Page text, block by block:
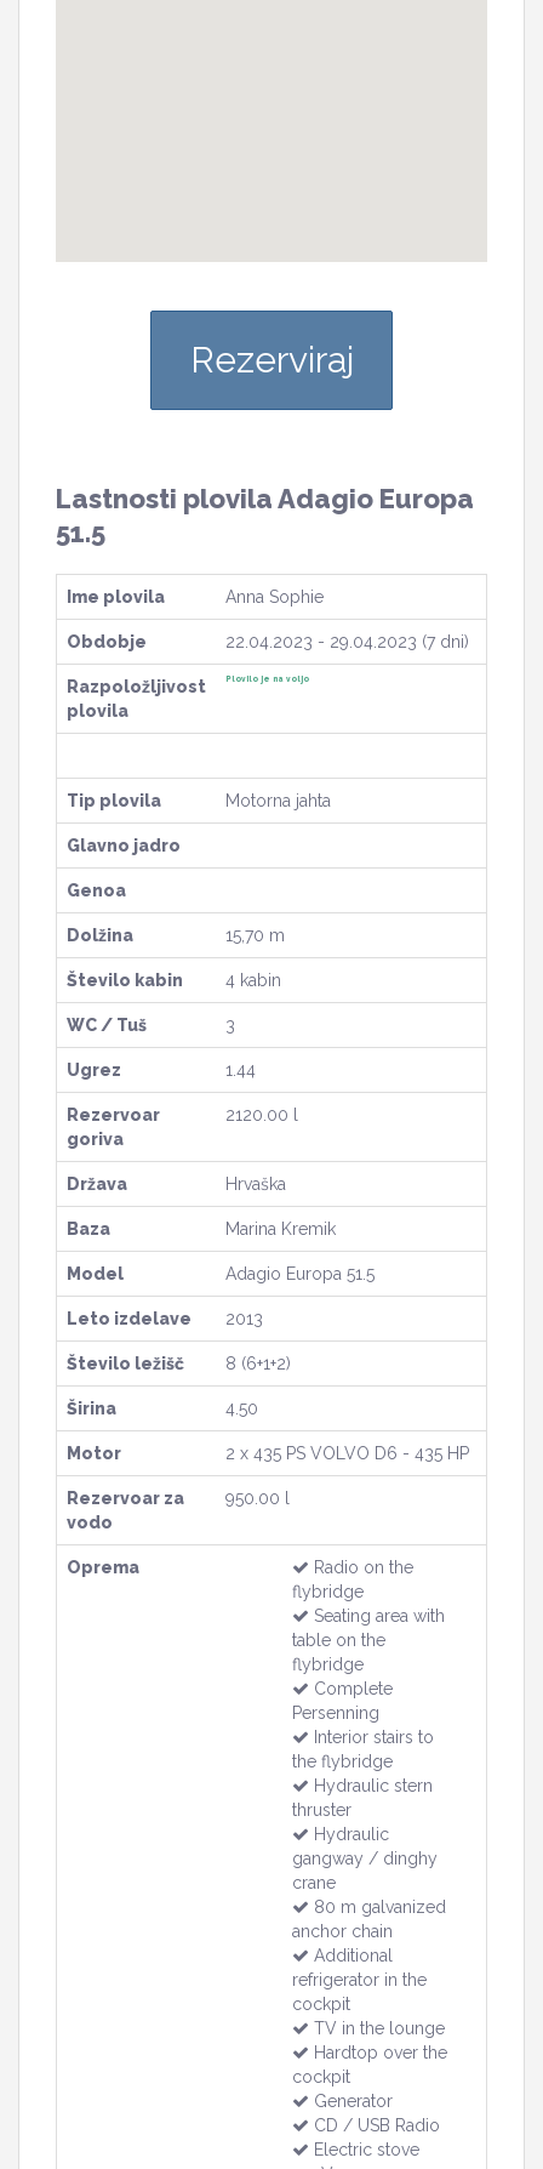
Rezerviraj
Lastnosti plovila Adagio Europa
51.5
Ime plovila Anna Sophie
Obdobje 22.04.2023 - 29.04.2023 (7 dni)
Razpoložljivost
plovila
Plovilo je na voljo
Tip plovila Motorna jahta
Glavno jadro
Genoa
Dolžina 15,70 m
Število kabin 4 kabin
WC / Tuš 3
Ugrez 1.44
Rezervoar
goriva
2120.00 l
Država Hrvaška
Baza Marina Kremik
Model Adagio Europa 51.5
Leto izdelave 2013
Število ležišč 8 (6+1+2)
Širina 4.50
Motor 2 x 435 PS VOLVO D6 - 435 HP
Rezervoar za
vodo
950.00 l
Oprema
Radio on the
flybridge
Seating area with
table on the
flybridge
Complete
Persenning
Interior stairs to
the flybridge
Hydraulic stern
thruster
Hydraulic
gangway / dinghy
crane
80 m galvanized
anchor chain
Additional
refrigerator in the
cockpit
TV in the lounge
Hardtop over the
cockpit
Generator
CD / USB Radio
Electric stove